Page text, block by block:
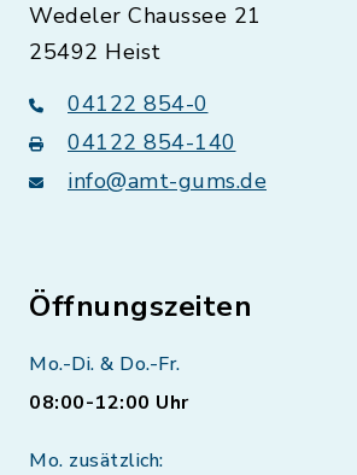
Wedeler Chaussee 21
25492 Heist
04122 854-0
04122 854-140
info@amt-gums.de
Öffnungszeiten
Mo.-Di. & Do.-Fr.
08:00-12:00 Uhr
Mo. zusätzlich: